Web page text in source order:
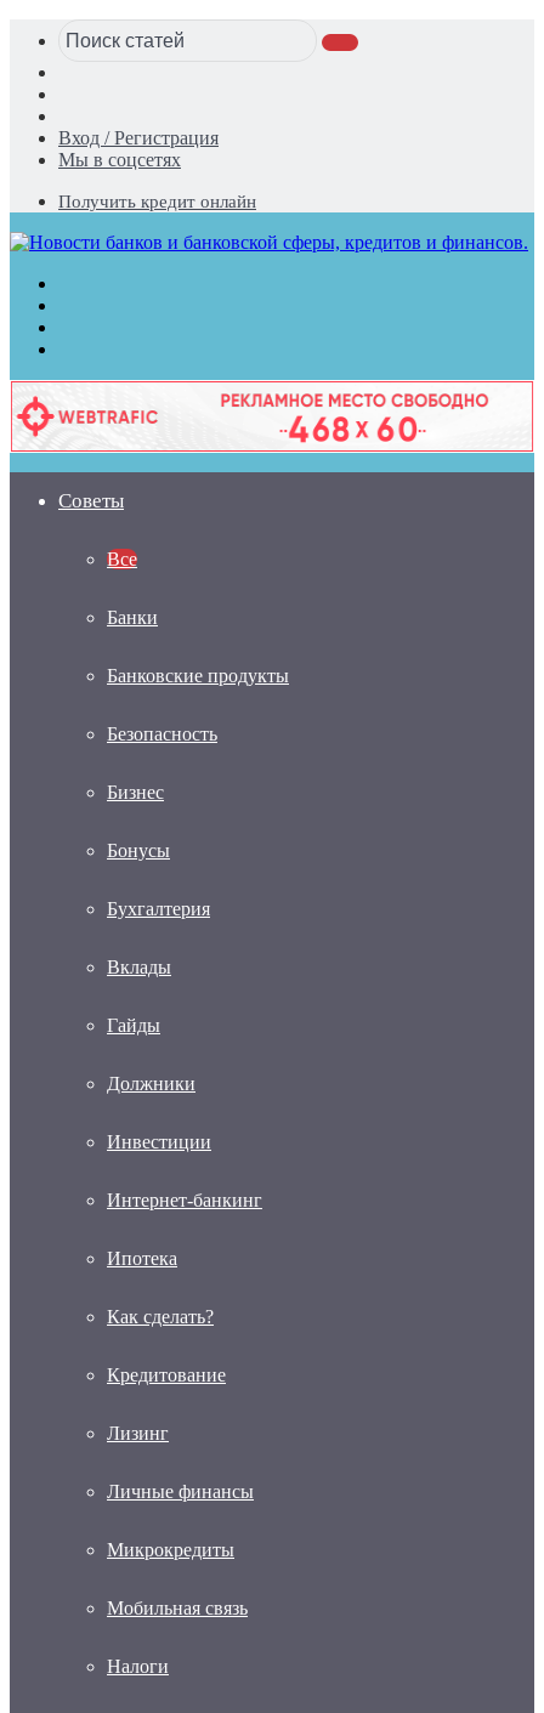
Поиск
статья
Вход / Регистрация
Мы в соцсетях
Получить кредит онлайн
Советы
Все
Банки
Банковские продукты
Безопасность
Бизнес
Бонусы
Бухгалтерия
Вклады
Гайды
Должники
Инвестиции
Интернет-банкинг
Ипотека
Как сделать?
Кредитование
Лизинг
Личные финансы
Микрокредиты
Мобильная связь
Налоги